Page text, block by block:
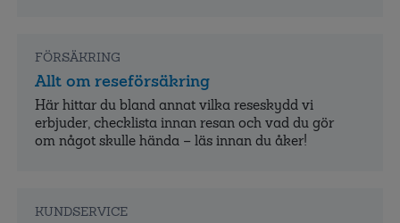
FÖRSÄKRING
Allt om reseförsäkring
Här hittar du bland annat vilka reseskydd vi
erbjuder, checklista innan resan och vad du gör
om något skulle hända – läs innan du åker!
KUNDSERVICE